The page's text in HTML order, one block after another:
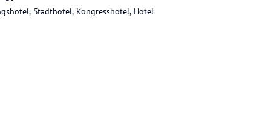
Stadthotel, Kongresshotel, Hotel